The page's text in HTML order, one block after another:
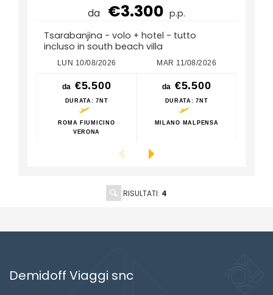
da €3.300 p.p.
Tsarabanjina - volo + hotel - tutto
incluso in south beach villa
LUN 10/08/2026
da €5.500
DURATA: 7NT
ROMA FIUMICINO
VERONA
MAR 11/08/2026
da €5.500
DURATA: 7NT
MILANO MALPENSA
RISULTATI: 4
Demidoff Viaggi snc